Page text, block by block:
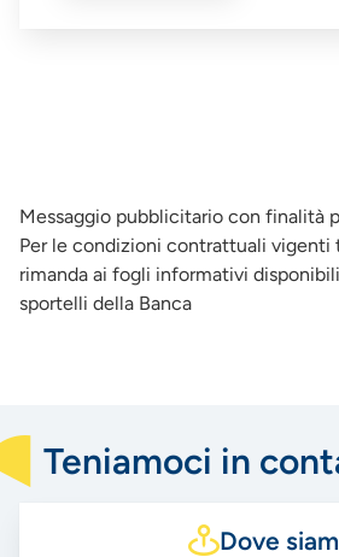
Messaggio pubblicitario con finalità
Per le condizioni contrattuali vigenti
rimanda ai fogli informativi
sportelli della Banca
Teniamoci in
Dove